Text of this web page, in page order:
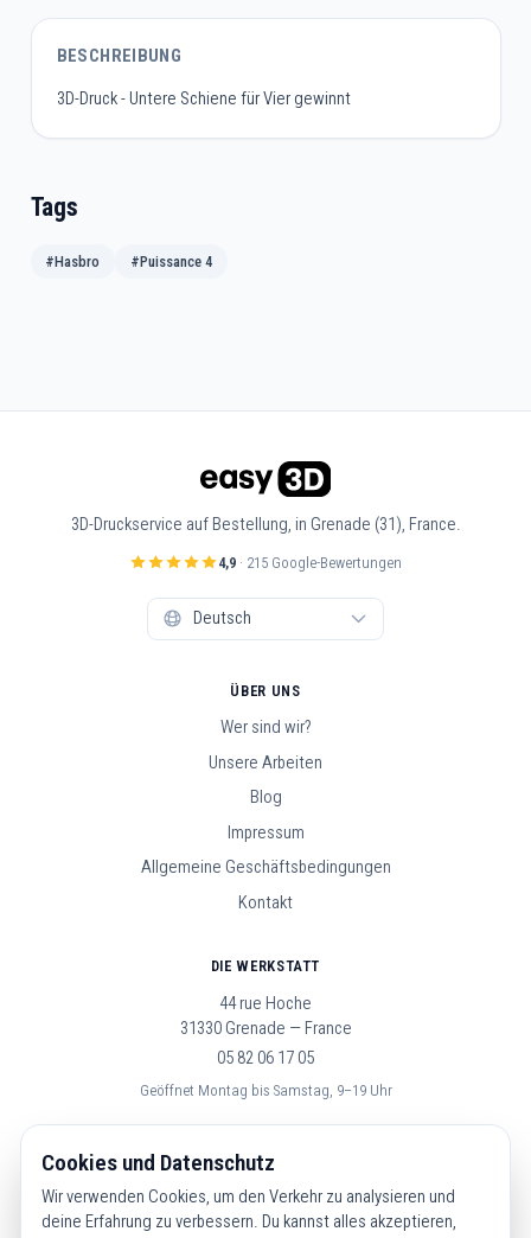
BESCHREIBUNG
3D-Druck - Untere Schiene für Vier gewinnt
Tags
#Hasbro #Puissance 4
3D-Druckservice auf Bestellung, in Grenade (31), France.
4,9· 215 Google-Bewertungen
ÜBER UNS
Wer sind wir?
Unsere Arbeiten
Blog
Impressum
Allgemeine Geschäftsbedingungen
Kontakt
DIE WERKSTATT
44 rue Hoche
31330 Grenade — France
05 82 06 17 05
Geöffnet Montag bis Samstag, 9–19 Uhr
FOLGE UNS
Cookies und Datenschutz
Wir verwenden Cookies, um den Verkehr zu analysieren und
deine Erfahrung zu verbessern. Du kannst alles akzeptieren,